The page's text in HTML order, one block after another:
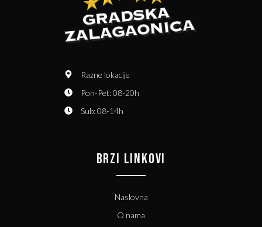
Razne lokacije
Pon-Pet: 08-20h
Sub: 08-14h
BRZI LINKOVI
Naslovna
O nama